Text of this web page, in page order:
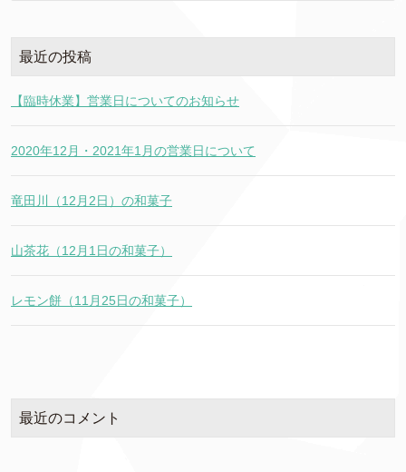
最近の投稿
【臨時休業】営業日についてのお知らせ
2020年12月・2021年1月の営業日について
竜田川（12月2日）の和菓子
山茶花（12月1日の和菓子）
レモン餅（11月25日の和菓子）
最近のコメント